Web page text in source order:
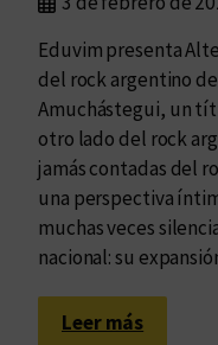
s
o
”
:
l
l
e
g
a
e
e
n
a
Eduvim presenta
del rock argentino
Amuchástegui, un
otro lado del rock
jamás contadas del
una perspectiva
muchas veces
nacional: su
Leer más: